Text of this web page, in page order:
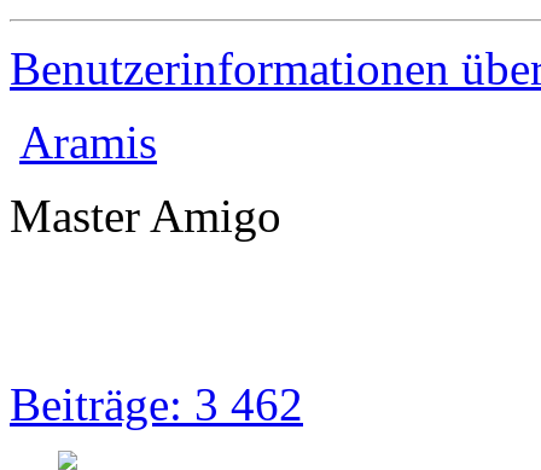
Benutzerinformationen
Aramis
Master Amigo
Beiträge: 3 462